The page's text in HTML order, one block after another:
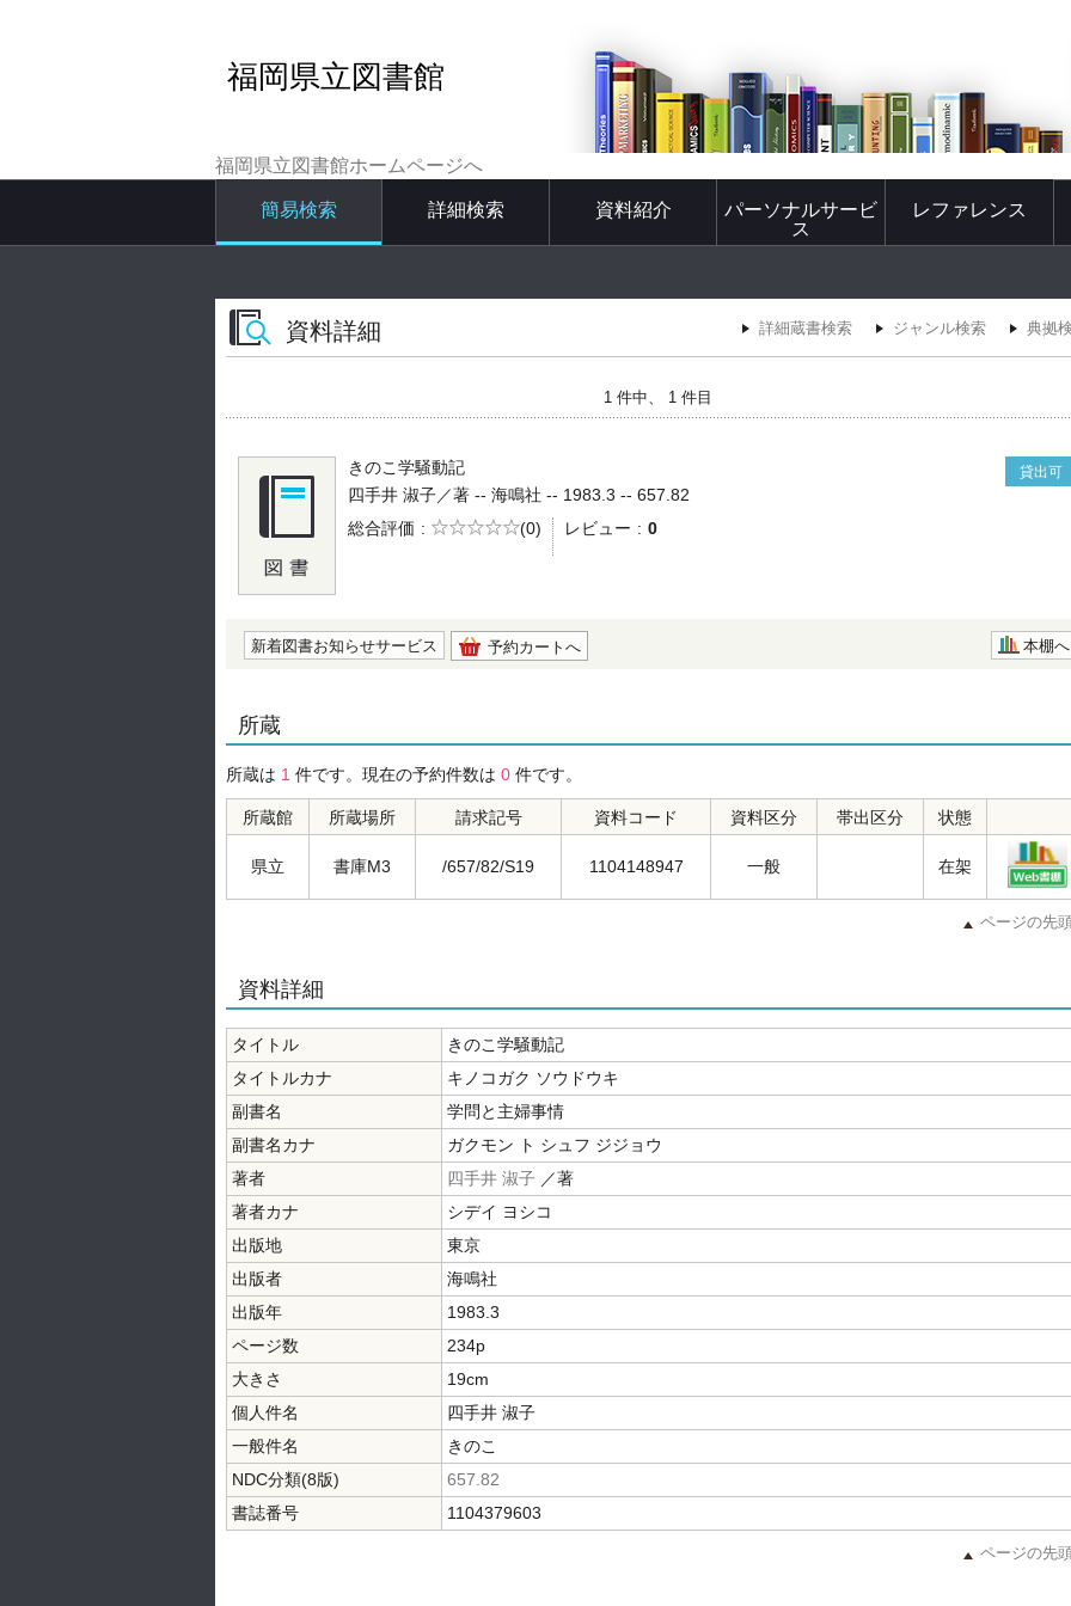
福岡県立図書館
福岡県立図書館ホームページへ
簡易検索 詳細検索 資料紹介
パーソナルサービ
ス
レファレンス
資料詳細 詳細蔵書検索 ジャンル検索 典拠
1 件中、 1 件目
きのこ学騒動記 貸出可
四手井 淑子／著 -- 海鳴社 -- 1983.3 -- 657.82
総合評価
5段階評価
(0) レビュー 0
新着図書お知らせサービス 予約カートへ 本棚へ
所蔵
所蔵は 1 件です。現在の予約件数は 0 件です。
所蔵館 所蔵場所 請求記号 資料コード 資料区分 帯出区分 状態
県立 書庫M3 /657/82/S19 1104148947 一般 在架
ページの先
資料詳細
タイトル
きのこ学騒動記
タイトルカナ
キノコガク ソウドウキ
副書名
学問と主婦事情
副書名カナ
ガクモン ト シュフ ジジョウ
著者
四手井 淑子 ／著
著者カナ
シデイ ヨシコ
出版地
東京
出版者
海鳴社
出版年
1983.3
ページ数
234p
大きさ
19cm
個人件名
四手井 淑子
一般件名
きのこ
NDC分類(8版)
657.82
書誌番号
1104379603
ページの先